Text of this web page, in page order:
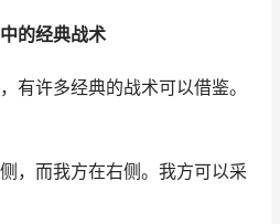
的经典战术
有许多经典的战术可以借鉴。
，而我方在右侧。我方可以采